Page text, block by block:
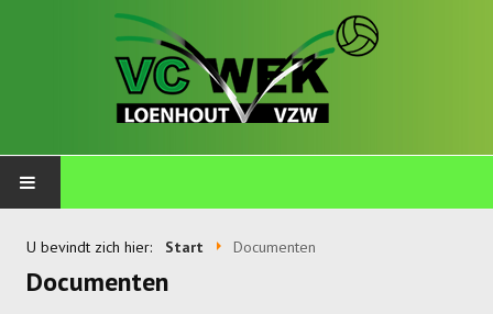
Talents
U bevindt zich hier: Start Documenten
Documenten